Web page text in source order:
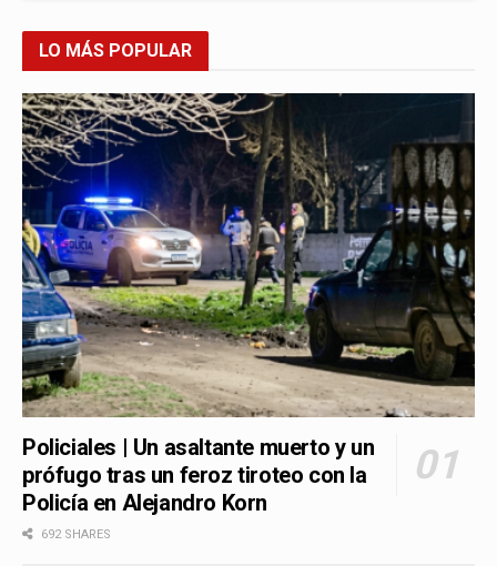
LO MÁS POPULAR
Policiales | Un asaltante muerto y un
prófugo tras un feroz tiroteo con la
Policía en Alejandro Korn
692 SHARES